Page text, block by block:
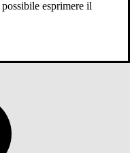
esprimere il